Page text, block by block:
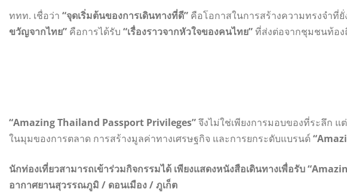
ททท. เชื่อว่า “จุดเริ่มต้นของการเดินทางที่ดี” คือโอกาสในการสร้างความทรงจำที่
ขวัญจากไทย” คือการได้รับ “เรื่องราวจากหัวใจของคนไทย”ที่ส่งต่อจากชุมชนท้อ
“Amazing Thailand Passport Privileges”จึงไม่ใช่เพียงการมอบของที่ระลึก
ในมุมของการตลาด การสร้างมูลค่าทางเศรษฐกิจ และการยกระดับแบรนด์
นักท่องเที่ยวสามารถเข้าร่วมกิจกรรมได้ เพียงแสดงหนังสือเดินทางเพื่อรับ
อากาศยานสุวรรณภูมิ / ดอนเมือง / ภูเก็ต